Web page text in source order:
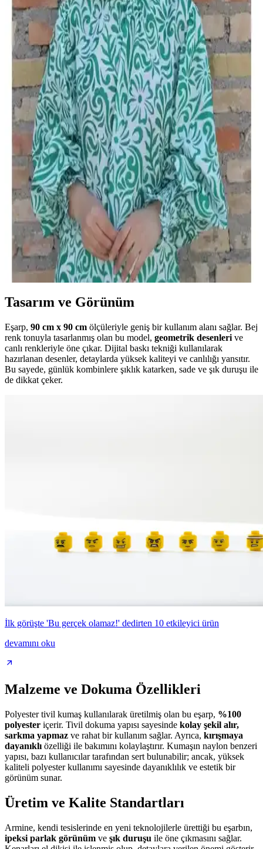
Naz İpek flamlı pamuklu yazma eşarp paketleri, çeşitli renk ve
modellerle günlük ve özel kullanımlar için ideal. Hafif, nefes alabilir
ve şık tasarımlarıyla tercih ediliyor.
Fresco Scarfs Medine İpeği Eşarp Vizon Renkli Şık
ve Konforlu Tesettür Aksesuarı
Fresco Scarfs'in vizon renkli medine ipeği eşarbı, hafif ve yumuşak
dokusuyla şıklık ve rahatlık sunar. Gün boyu konfor sağlayan bu
ürün, sade tasarımıyla her kıyafetle uyum sağlar.
Kadın Başörtüsü ve Yazma Ürünleri
Karşılaştırması: Kumaş, Tasarım ve Kullanım
Özellikleri
İki ürünün kumaş, tasarım ve kullanıcı geri bildirimleriyle detaylı
karşılaştırması, stil ve dayanıklılık açısından önemli bilgiler sunar.
Zümrüt Renkli Eşarp Durağı Düz Yazma Kadın
Şıklığını Tamamlayan Zarif Aksesuar
Zümrüt renkli eşarp durağı düz yazma, yüksek kaliteli kumaşı ve şık
tasarımıyla kadınların tarzını tamamlayan rahat ve estetik bir
aksesuar. Farklı bağlama teknikleriyle kişisel stilinizi yansıtın.
Tasarım ve Görünüm
Eşarp, 90 cm x 90 cm ölçüleriyle geniş bir kullanım alanı sağlar. Bej
renk tonuyla tasarlanmış olan bu model, geometrik desenleri ve
canlı renkleriyle öne çıkar. Dijital baskı tekniği kullanılarak
hazırlanan desenler, detaylarda yüksek kaliteyi ve canlılığı yansıtır.
Bu sayede, günlük kombinlere şıklık katarken, sade ve şık duruşu ile
de dikkat çeker.
İlk görüşte 'Bu gerçek olamaz!' dedirten 10 etkileyici ürün
devamını oku
Malzeme ve Dokuma Özellikleri
Polyester tivil kumaş kullanılarak üretilmiş olan bu eşarp, %100
polyester içerir. Tivil dokuma yapısı sayesinde kolay şekil alır,
sarkma yapmaz ve rahat bir kullanım sağlar. Ayrıca, kırışmaya
dayanıklı özelliği ile bakımını kolaylaştırır. Kumaşın naylon benzeri
yapısı, bazı kullanıcılar tarafından sert bulunabilir; ancak, yüksek
kaliteli polyester kullanımı sayesinde dayanıklılık ve estetik bir
görünüm sunar.
Üretim ve Kalite Standartları
Armine, kendi tesislerinde en yeni teknolojilerle ürettiği bu eşarbın,
ipeksi parlak görünüm ve şık duruşu ile öne çıkmasını sağlar.